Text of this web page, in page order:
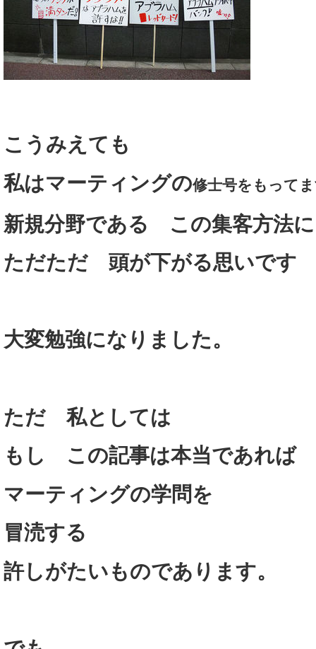
こうみえても
私はマーティングの修士号をもって
新規分野である この集客方法に
ただただ 頭が下がる思いです
大変勉強になりました。
ただ 私としては
もし この記事は本当であれば
マーティングの学問を
冒涜する
許しがたいものであります。